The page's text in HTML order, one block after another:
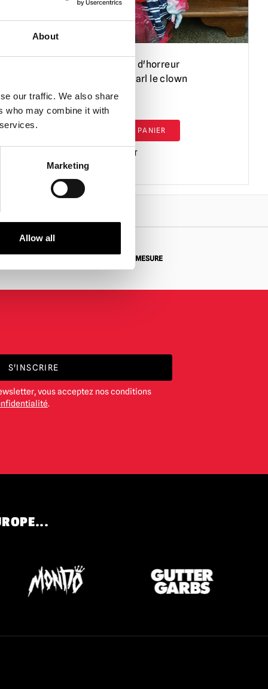
About
our traffic. We also share
who may combine it with
Marketing
Allow all
OOAK Poupée d'horreur
effrayante - Carl le clown
£89.95
AJOUTER AU PANIER
VOIR LE PRODUIT
DEMANDES SUR MESURE
S'INSCRIRE
vous acceptez nos conditions
.